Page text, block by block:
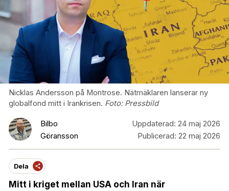
Nicklas Andersson på Montrose. Nätmäklaren lanserar ny
globalfond mitt i Irankrisen. Foto: Pressbild
Bilbo
Göransson
Uppdaterad: 24 maj 2026
Publicerad: 22 maj 2026
Dela
Mitt i kriget mellan USA och Iran när